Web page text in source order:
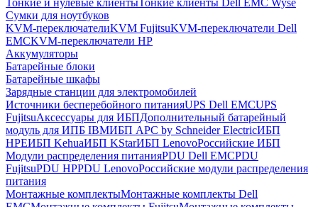
Сумки для ноутбуков
KVM-переключателиKVM FujitsuKVM-переключатели Dell
EMCKVM-переключатели HP
Аккумуляторы
Батарейные блоки
Батарейные шкафы
Зарядные станции для электромобилей
Источники бесперебойного питанияUPS Dell EMCUPS
FujitsuАксессуары для ИБПДополнительный батарейный
модуль для ИПБ IBMИБП APC by Schneider ElectricИБП
HPEИБП KehuaИБП KStarИБП LenovoРоссийские ИБП
Модули распределения питанияPDU Dell EMCPDU
FujitsuPDU HPPDU LenovoРоссийские модули распределения
питания
Монтажные комплектыМонтажные комплекты Dell